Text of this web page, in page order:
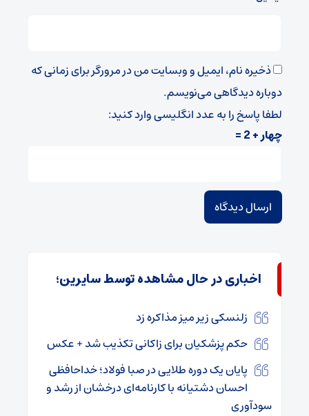
ذخیره نام، ایمیل و وبسایت من در مرورگر برای زمانی که
دوباره دیدگاهی می‌نویسم.
لطفا پاسخ را به عدد انگلیسی وارد کنید:
چهار + 2 =
اخباری در حال مشاهده توسط سایرین؛
زلنسکی زیر میز مذاکره زد
حکم پزشکیان برای زاکانی تکذیب شد + عکس
پایان یک دوره طلایی در صبا فولاد؛ خداحافظی
احسان دشتیانه با کارنامه‌ای درخشان از رشد و
سودآوری